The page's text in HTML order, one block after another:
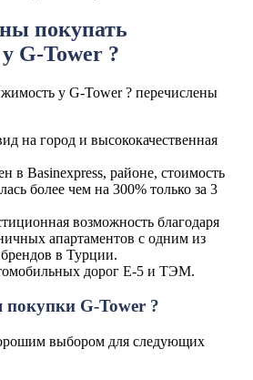
покупать
G-Tower ?
у G-Tower ? перечислены
на город и высококачественная
в Basinexpress, районе, стоимость
более чем на 300% только за 3
возможность благодаря
апартаментов с одним из
в Турции.
дорог Е-5 и ТЭМ.
покупки G-Tower ?
выбором для следующих